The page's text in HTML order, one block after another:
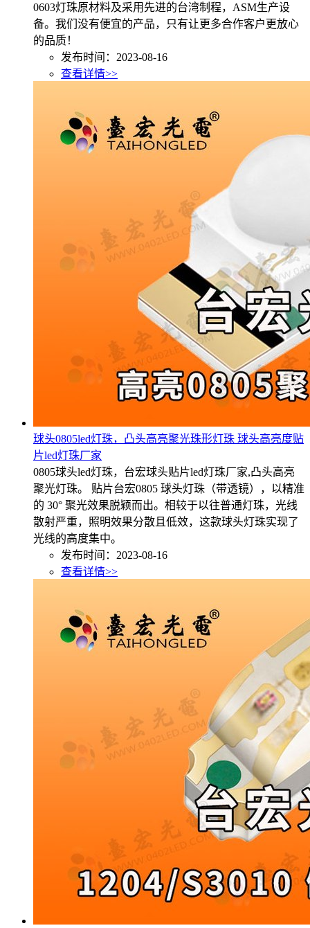
0603灯珠原材料及采用先进的台湾制程，ASM生产设
备。我们没有便宜的产品，只有让更多合作客户更放心
的品质！
发布时间：2023-08-16
查看详情>>
球头0805led灯珠，凸头高亮聚光珠形灯珠 球头高亮度贴
片led灯珠厂家
0805球头led灯珠，台宏球头贴片led灯珠厂家,凸头高亮
聚光灯珠。 贴片台宏0805 球头灯珠（带透镜），以精准
的 30° 聚光效果脱颖而出。相较于以往普通灯珠，光线
散射严重，照明效果分散且低效，这款球头灯珠实现了
光线的高度集中。
发布时间：2023-08-16
查看详情>>